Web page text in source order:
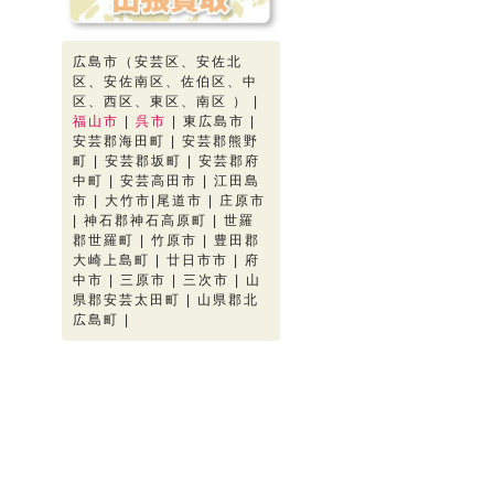
広島市（安芸区、安佐北
区、安佐南区、佐伯区、中
区、西区、東区、南区 ） |
福山市
呉市
| 東広島市 |
安芸郡海田町 | 安芸郡熊野
町 | 安芸郡坂町 | 安芸郡府
中町 | 安芸高田市 | 江田島
市 | 大竹市|尾道市 | 庄原市
| 神石郡神石高原町 | 世羅
郡世羅町 | 竹原市 | 豊田郡
大崎上島町 | 廿日市市 | 府
中市 | 三原市 | 三次市 | 山
県郡安芸太田町 | 山県郡北
広島町 |